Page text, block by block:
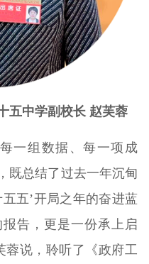
五中学副校长 赵芙蓉
组数据、每一项成
既总结了过去一年沉甸
五’开局之年的奋进蓝
告，更是一份承上启
蓉说，聆听了《政府工